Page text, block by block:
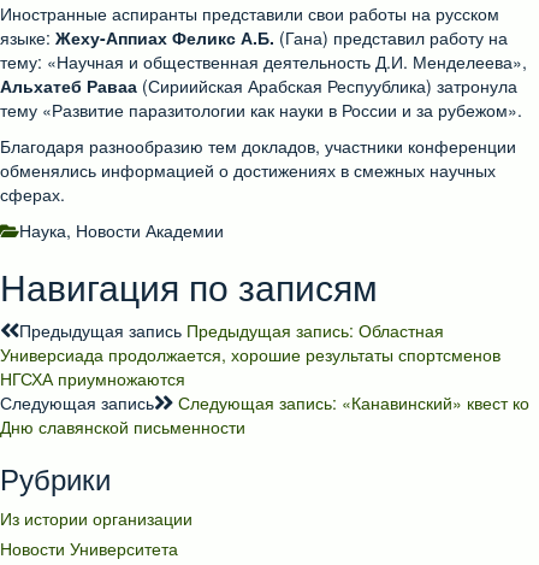
Иностранные аспиранты представили свои работы на русском
языке: Жеху-Аппиах Феликс А.Б. (Гана) представил работу на
тему: «Научная и общественная деятельность Д.И. Менделеева»,
Альхатеб Раваа (Сириийская Арабская Респуублика) затронула
тему «Развитие паразитологии как науки в России и за рубежом».
Благодаря разнообразию тем докладов, участники конференции
обменялись информацией о достижениях в смежных научных
сферах.
Наука, Новости Академии
Навигация по записям
Предыдущая запись Предыдущая запись: Областная
Универсиада продолжается, хорошие результаты спортсменов
НГСХА приумножаются
Следующая запись
Следующая запись: «Канавинский» квест ко
Дню славянской письменности
Рубрики
Из истории организации
Новости Университета